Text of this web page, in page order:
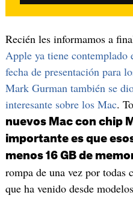
Recién les informamos a
Apple ya tiene contemplado
fecha de presentación para
Mark Gurman también se
interesante sobre los Mac.
nuevos Mac con chip
importante es que
menos 16 GB de
rompa de una vez por
que ha venido desde